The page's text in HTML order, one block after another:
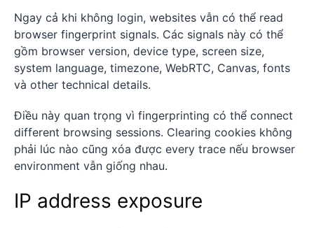
Ngay cả khi không login, websites vẫn có thể read
browser fingerprint signals. Các signals này có thể
gồm browser version, device type, screen size,
system language, timezone, WebRTC, Canvas, fonts
và other technical details.
Điều này quan trọng vì fingerprinting có thể connect
different browsing sessions. Clearing cookies không
phải lúc nào cũng xóa được every trace nếu browser
environment vẫn giống nhau.
IP address exposure